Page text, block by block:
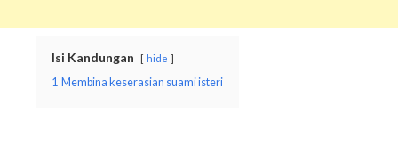
Isi Kandungan hide
1 Membina keserasian suami isteri